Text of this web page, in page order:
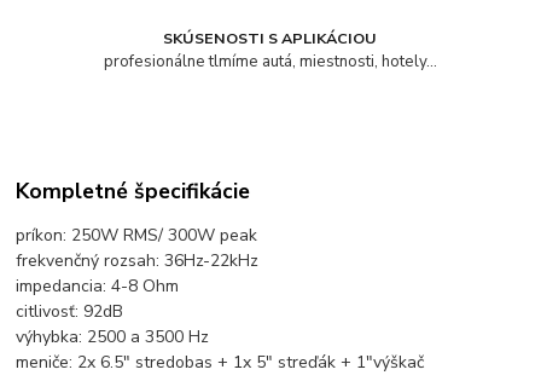
SKÚSENOSTI S APLIKÁCIOU
profesionálne tlmíme autá, miestnosti, hotely...
Kompletné špecifikácie
príkon: 250W RMS/ 300W peak
frekvenčný rozsah: 36Hz-22kHz
impedancia: 4-8 Ohm
citlivosť: 92dB
výhybka: 2500 a 3500 Hz
meniče: 2x 6.5" stredobas + 1x 5" streďák + 1"výškač